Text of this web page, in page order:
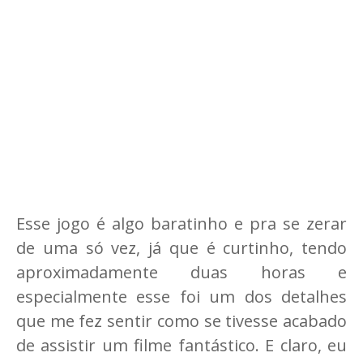
Esse jogo é algo baratinho e pra se zerar
de uma só vez, já que é curtinho, tendo
aproximadamente duas horas e
especialmente esse foi um dos detalhes
que me fez sentir como se tivesse acabado
de assistir um filme fantástico. E claro, eu